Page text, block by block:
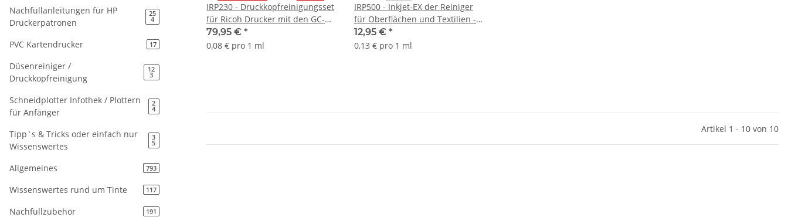
IRP230 - Druckkopfreinigungsset
für Ricoh Drucker mit den GC-41
Druckerpatronen - 4
Spezialpatronen mit
79,95 € *
0,08 € pro 1 ml
IRP500 - Inkjet-EX der Reiniger
für Oberflächen und Textilien -
100ml Sprühflasche
12,95 € *
0,13 € pro 1 ml
Artikel 1 - 10 von 10
Nachfüllanleitungen für HP
Druckerpatronen
25
4
PVC Kartendrucker 17
Düsenreiniger /
Druckkopfreinigung
12
3
Schneidplotter Infothek / Plottern
für Anfänger
2
4
Tipp`s & Tricks oder einfach nur
Wissenswertes
3
5
Allgemeines 793
Wissenswertes rund um Tinte 117
Nachfüllzubehör 191